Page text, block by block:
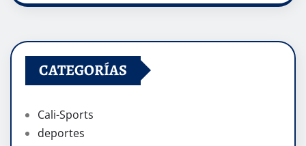
CATEGORÍAS
Cali-Sports
deportes